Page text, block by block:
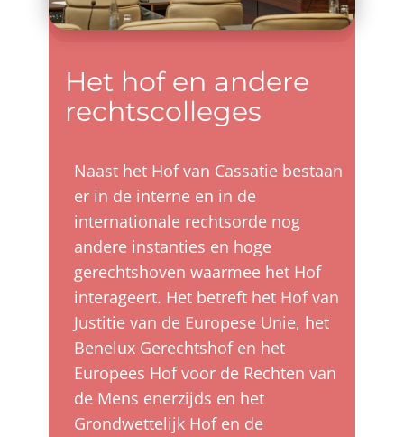
​Het hof en andere
rechtscolleges
​Naast het Hof van Cassatie bestaan
er in de interne en in de
internationale rechtsorde nog
andere instanties en hoge
gerechtshoven waarmee het Hof
interageert. Het betreft het Hof van
Justitie van de Europese Unie, het
Benelux Gerechtshof en het
Europees Hof voor de Rechten van
de Mens enerzijds en het
Grondwettelijk Hof en de